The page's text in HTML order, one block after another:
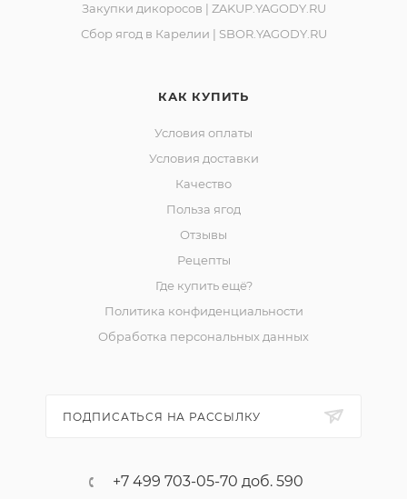
Закупки дикоросов | ZAKUP.YAGODY.RU
Сбор ягод в Карелии | SBOR.YAGODY.RU
КАК КУПИТЬ
Условия оплаты
Условия доставки
Качество
Польза ягод
Отзывы
Рецепты
Где купить ещё?
Политика конфиденциальности
Обработка персональных данных
ПОДПИСАТЬСЯ НА РАССЫЛКУ
+7 499 703-05-70 доб. 590